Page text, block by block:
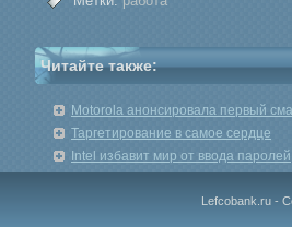
Читайте также:
Motorola анонсировала первый
Таргетирование в самое сердце
Intel избавит мир от ввода паролей
Lefcobank.ru -